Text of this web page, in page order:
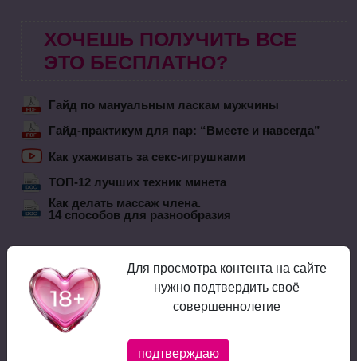
ХОЧЕШЬ ПОЛУЧИТЬ ВСЕ
ЭТО БЕСПЛАТНО?
Гайд по мануальным ласкам мужчины
Гайд-практикум для пар: “Вместе и навсегда”
Как ухаживать за секс-игрушками
ТОП-12 лучших техник минета
Как делать массаж члена.
14 способов для разнообразия
тематики, даем экспертное мнение на темы отношений,
здоровья и секса и делимся тренингами-новинками, которые
доступны только для участников рассылки!
Для просмотра контента на сайте
нужно подтвердить своё
совершеннолетие
подтверждаю